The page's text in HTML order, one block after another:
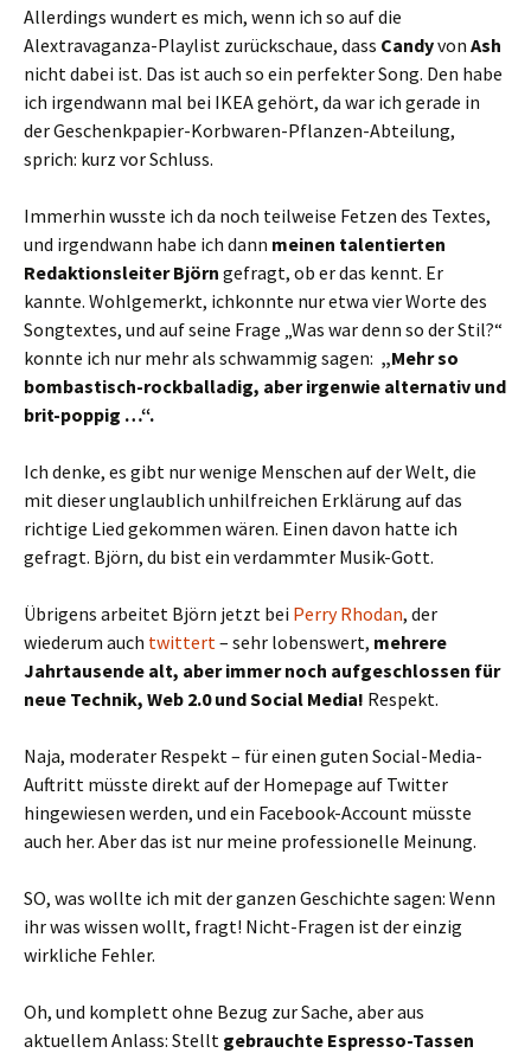
Allerdings wundert es mich, wenn ich so auf die
Alextravaganza-Playlist zurückschaue, dass Candyvon Ash
nicht dabei ist. Das ist auch so ein perfekter Song. Den habe
ich irgendwann mal bei IKEA gehört, da war ich gerade in
der Geschenkpapier-Korbwaren-Pflanzen-Abteilung,
sprich: kurz vor Schluss.
Immerhin wusste ich da noch teilweise Fetzen des Textes,
und irgendwann habe ich dann meinen talentierten
Redaktionsleiter Björn gefragt, ob er das kennt. Er
kannte. Wohlgemerkt, ichkonnte nur etwa vier Worte des
Songtextes, und auf seine Frage „Was war denn so der Stil?“
konnte ich nur mehr als schwammig sagen: „Mehr so
bombastisch-rockballadig, aber irgenwie alternativ und
brit-poppig …“.
Ich denke, es gibt nur wenige Menschen auf der Welt, die
mit dieser unglaublich unhilfreichen Erklärung auf das
richtige Lied gekommen wären. Einen davon hatte ich
gefragt. Björn, du bist ein verdammter Musik-Gott.
Übrigens arbeitet Björn jetzt bei Perry Rhodan, der
wiederum auch twittert– sehr lobenswert, mehrere
Jahrtausende alt, aber immer noch aufgeschlossen für
neue Technik, Web 2.0 und Social Media! Respekt.
Naja, moderater Respekt – für einen guten Social-Media-
Auftritt müsste direkt auf der Homepage auf Twitter
hingewiesen werden, und ein Facebook-Account müsste
auch her. Aber das ist nur meine professionelle Meinung.
SO, was wollte ich mit der ganzen Geschichte sagen: Wenn
ihr was wissen wollt, fragt! Nicht-Fragen ist der einzig
wirkliche Fehler.
Oh, und komplett ohne Bezug zur Sache, aber aus
aktuellem Anlass: Stellt gebrauchte Espresso-Tassen